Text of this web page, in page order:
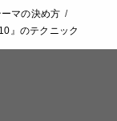
マの決め方
』のテクニック